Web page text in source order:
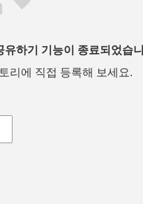
하기 기능이 종료되었습
리에 직접 등록해 보세요.